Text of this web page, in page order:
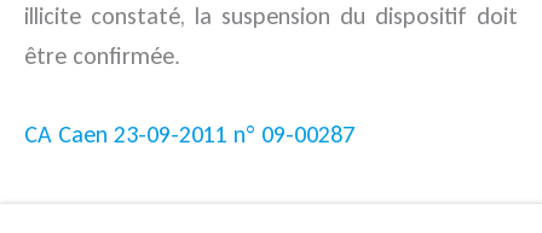
illicite constaté, la suspension du dispositif doit
être confirmée.
CA Caen 23-09-2011 n° 09-00287